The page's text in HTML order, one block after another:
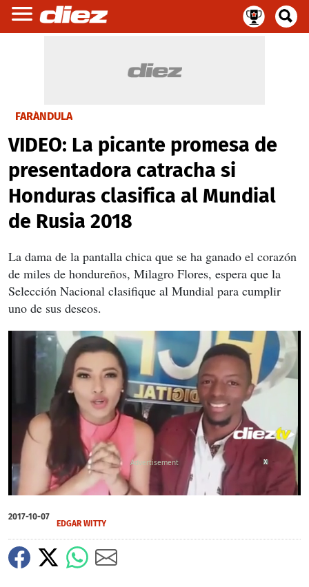
FARÁNDULA
VIDEO: La picante promesa de
presentadora catracha si
Honduras clasifica al Mundial
de Rusia 2018
La dama de la pantalla chica que se ha ganado el corazón
de miles de hondureños, Milagro Flores, espera que la
Selección Nacional clasifique al Mundial para cumplir
uno de sus deseos.
of
50
X
2017-10-07
EDGAR WITTY